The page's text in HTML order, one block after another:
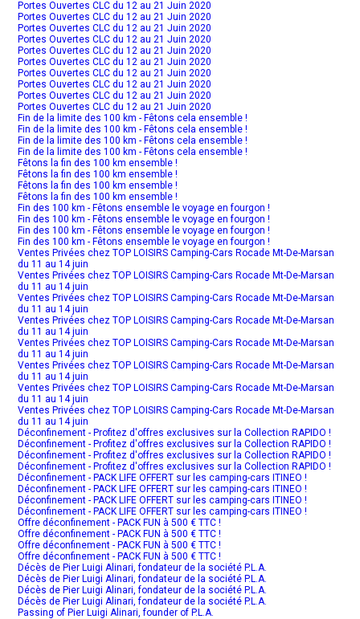
Portes Ouvertes CLC du 12 au 21 Juin 2020
Portes Ouvertes CLC du 12 au 21 Juin 2020
Portes Ouvertes CLC du 12 au 21 Juin 2020
Portes Ouvertes CLC du 12 au 21 Juin 2020
Portes Ouvertes CLC du 12 au 21 Juin 2020
Portes Ouvertes CLC du 12 au 21 Juin 2020
Portes Ouvertes CLC du 12 au 21 Juin 2020
Portes Ouvertes CLC du 12 au 21 Juin 2020
Portes Ouvertes CLC du 12 au 21 Juin 2020
Portes Ouvertes CLC du 12 au 21 Juin 2020
Fin de la limite des 100 km - Fêtons cela ensemble !
Fin de la limite des 100 km - Fêtons cela ensemble !
Fin de la limite des 100 km - Fêtons cela ensemble !
Fin de la limite des 100 km - Fêtons cela ensemble !
Fêtons la fin des 100 km ensemble !
Fêtons la fin des 100 km ensemble !
Fêtons la fin des 100 km ensemble !
Fêtons la fin des 100 km ensemble !
Fin des 100 km - Fêtons ensemble le voyage en fourgon !
Fin des 100 km - Fêtons ensemble le voyage en fourgon !
Fin des 100 km - Fêtons ensemble le voyage en fourgon !
Fin des 100 km - Fêtons ensemble le voyage en fourgon !
Ventes Privées chez TOP LOISIRS Camping-Cars Rocade Mt-De-Marsan
du 11 au 14 juin
Ventes Privées chez TOP LOISIRS Camping-Cars Rocade Mt-De-Marsan
du 11 au 14 juin
Ventes Privées chez TOP LOISIRS Camping-Cars Rocade Mt-De-Marsan
du 11 au 14 juin
Ventes Privées chez TOP LOISIRS Camping-Cars Rocade Mt-De-Marsan
du 11 au 14 juin
Ventes Privées chez TOP LOISIRS Camping-Cars Rocade Mt-De-Marsan
du 11 au 14 juin
Ventes Privées chez TOP LOISIRS Camping-Cars Rocade Mt-De-Marsan
du 11 au 14 juin
Ventes Privées chez TOP LOISIRS Camping-Cars Rocade Mt-De-Marsan
du 11 au 14 juin
Ventes Privées chez TOP LOISIRS Camping-Cars Rocade Mt-De-Marsan
du 11 au 14 juin
Déconfinement - Profitez d'offres exclusives sur la Collection RAPIDO !
Déconfinement - Profitez d'offres exclusives sur la Collection RAPIDO !
Déconfinement - Profitez d'offres exclusives sur la Collection RAPIDO !
Déconfinement - Profitez d'offres exclusives sur la Collection RAPIDO !
Déconfinement - PACK LIFE OFFERT sur les camping-cars ITINEO !
Déconfinement - PACK LIFE OFFERT sur les camping-cars ITINEO !
Déconfinement - PACK LIFE OFFERT sur les camping-cars ITINEO !
Déconfinement - PACK LIFE OFFERT sur les camping-cars ITINEO !
Offre déconfinement - PACK FUN à 500 € TTC !
Offre déconfinement - PACK FUN à 500 € TTC !
Offre déconfinement - PACK FUN à 500 € TTC !
Offre déconfinement - PACK FUN à 500 € TTC !
Décès de Pier Luigi Alinari, fondateur de la société P.L.A.
Décès de Pier Luigi Alinari, fondateur de la société P.L.A.
Décès de Pier Luigi Alinari, fondateur de la société P.L.A.
Décès de Pier Luigi Alinari, fondateur de la société P.L.A.
Passing of Pier Luigi Alinari, founder of P.L.A.